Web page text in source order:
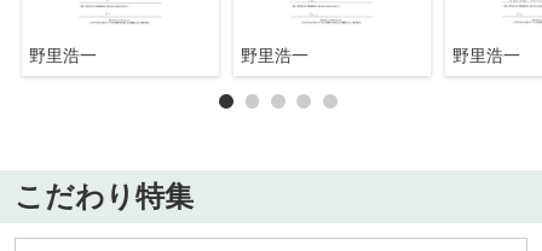
野里浩一 野里浩一 野里浩一
こだわり特集